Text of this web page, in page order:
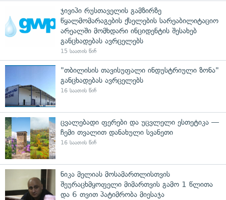
ჯივიპი რუსთაველის გამზირზე
წყალმომარაგების ქსელების სარეაბილიტაციო
არეალში მომხდარი ინციდენტის შესახებ
განცხადებას ავრცელებს
15 საათის წინ
"თბილისის თავისუფალი ინდუსტრიული ზონა"
განცხადებას ავრცელებს
16 საათის წინ
ცვალებადი ფერები და უცვლელი ესთეტიკა —
ჩემი თვალით დანახული სვანეთი
16 საათის წინ
ნიკა მელიას მოსამართლისთვის
შეურაცხმყოფელი მიმართვის გამო 1 წლითა
და 6 თვით პატიმრობა მიესაჯა